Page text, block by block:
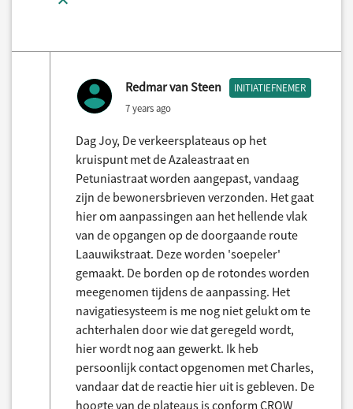
Redmar van Steen INITIATIEFNEMER
7 years ago
Dag Joy, De verkeersplateaus op het
kruispunt met de Azaleastraat en
Petuniastraat worden aangepast, vandaag
zijn de bewonersbrieven verzonden. Het gaat
hier om aanpassingen aan het hellende vlak
van de opgangen op de doorgaande route
Laauwikstraat. Deze worden 'soepeler'
gemaakt. De borden op de rotondes worden
meegenomen tijdens de aanpassing. Het
navigatiesysteem is me nog niet gelukt om te
achterhalen door wie dat geregeld wordt,
hier wordt nog aan gewerkt. Ik heb
persoonlijk contact opgenomen met Charles,
vandaar dat de reactie hier uit is gebleven. De
hoogte van de plateaus is conform CROW